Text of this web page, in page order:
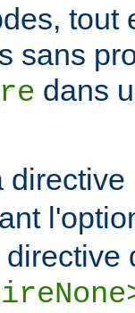
tout
sans
dans
directive